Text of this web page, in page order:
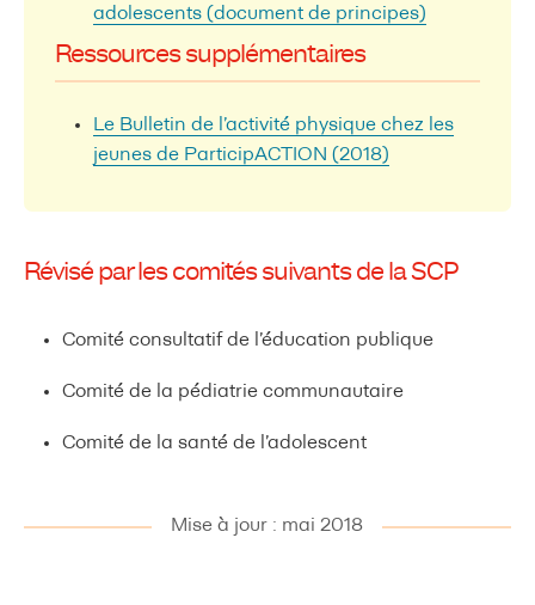
adolescents (document de principes)
Ressources supplémentaires
Le Bulletin de l’activité physique chez les
jeunes de ParticipACTION (2018)
Révisé par les comités suivants de la SCP
Comité consultatif de l’éducation publique
Comité de la pédiatrie communautaire
Comité de la santé de l’adolescent
Mise à jour : mai 2018